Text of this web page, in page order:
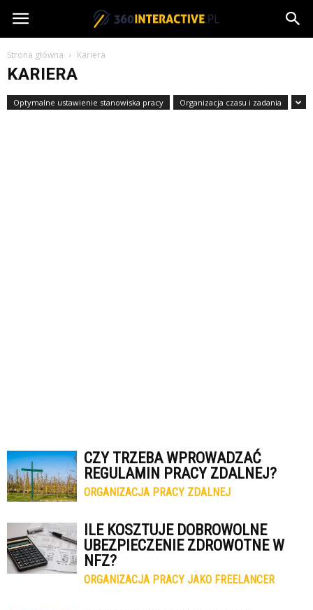
360interactive.pl
Strona główna Kariera
KARIERA
Optymalne ustawienie stanowiska pracy Organizacja czasu i zadania
CZY TRZEBA WPROWADZAĆ
REGULAMIN PRACY ZDALNEJ?
ORGANIZACJA PRACY ZDALNEJ
ILE KOSZTUJE DOBROWOLNE
UBEZPIECZENIE ZDROWOTNE W
NFZ?
ORGANIZACJA PRACY JAKO FREELANCER